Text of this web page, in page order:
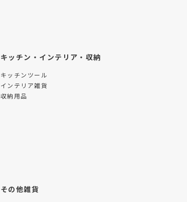
キッチン・インテリア・収納
キッチンツール
インテリア雑貨
収納用品
その他雑貨